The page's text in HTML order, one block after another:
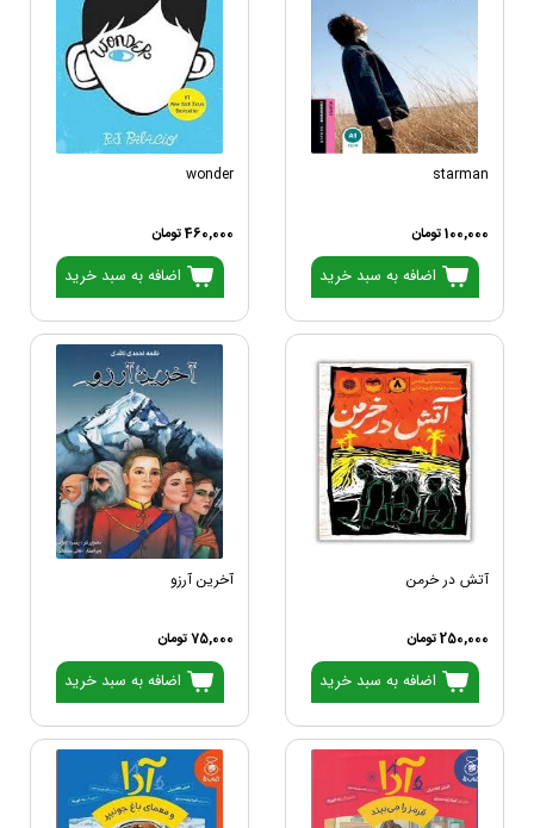
starman
100,000 تومان
اضافه به سبد خرید
wonder
460,000 تومان
اضافه به سبد خرید
آتش در خرمن
250,000 تومان
اضافه به سبد خرید
آخرین آرزو
75,000 تومان
اضافه به سبد خرید